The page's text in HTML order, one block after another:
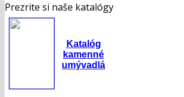
Prezrite si naše katalógy
Katalóg
kamenné
umývadlá